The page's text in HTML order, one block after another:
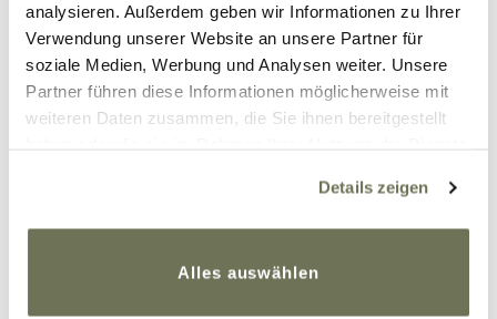
analysieren. Außerdem geben wir Informationen zu Ihrer
Verwendung unserer Website an unsere Partner für
soziale Medien, Werbung und Analysen weiter. Unsere
Partner führen diese Informationen möglicherweise mit
weiteren Daten zusammen, die Sie ihnen bereitgestellt
Cookies, wenn Sie unsere Webseite weiterhin nutzen.
Weitere Informationen finden Sie in unserer
Details zeigen
Alles auswählen